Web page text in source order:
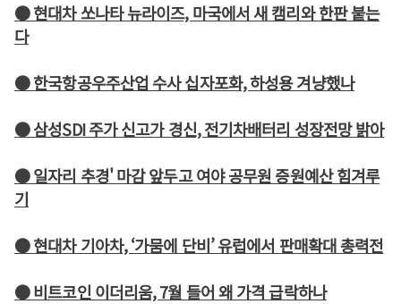
● 현대차 쏘나타 뉴라이즈, 마국에서 새 캠리와 한판 붙는
다
● 한국항공우주산업 수사 십자포화, 하성용 겨냥했나
● 삼성SDI 주가 신고가 경신, 전기차배터리 성장전망 밝아
● 일자리 추경' 마감 앞두고 여야 공무원 증원예산 힘겨루
기
● 현대차 기아차, ‘가뭄에 단비’ 유럽에서 판매확대 총력전
● 비트코인 이더리움, 7월 들어 왜 가격 급락하나